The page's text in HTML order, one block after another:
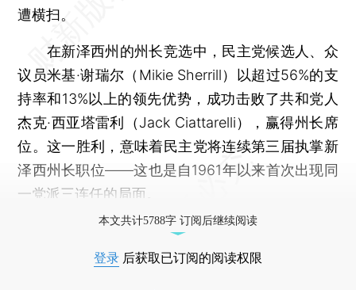
遭横扫。
在新泽西州的州长竞选中，民主党候选人、众
议员米基·谢瑞尔（Mikie Sherrill）以超过56%的支
持率和13%以上的领先优势，成功击败了共和党人
杰克·西亚塔雷利（Jack Ciattarelli），赢得州长席
位。这一胜利，意味着民主党将连续第三届执掌新
泽西州长职位——这也是自1961年以来首次出现同
一党派三连任的局面。
本文共计5788字 订阅后继续阅读
登录 后获取已订阅的阅读权限